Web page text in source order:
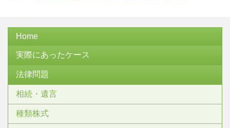
Home
実際にあったケース
法律問題
相続・遺言
種類株式